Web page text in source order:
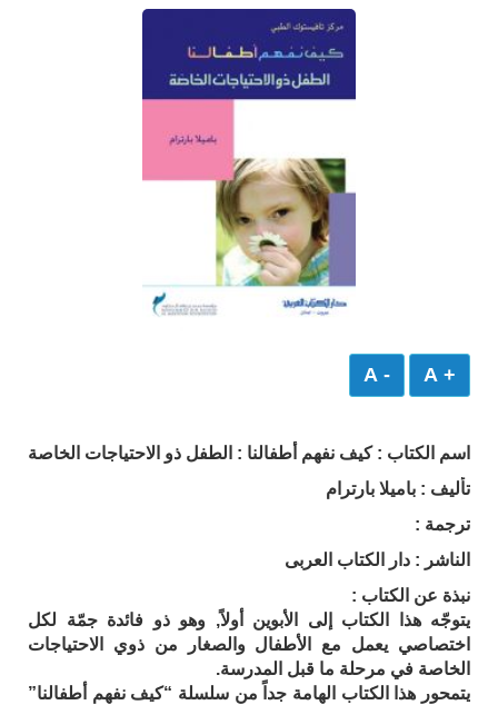
+ A
- A
اسم الكتاب : كيف نفهم أطفالنا : الطفل ذو الاحتياجات الخاصة
تأليف : باميلا بارترام
ترجمة :
الناشر : دار الكتاب العربى
نبذة عن الكتاب :
يتوجّه هذا الكتاب إلى الأبوين أولاً, وهو ذو فائدة جمّة لكل
اختصاصي يعمل مع الأطفال والصغار من ذوي الاحتياجات
الخاصة في مرحلة ما قبل المدرسة.
يتمحور هذا الكتاب الهامة جداً من سلسلة “كيف نفهم أطفالنا”